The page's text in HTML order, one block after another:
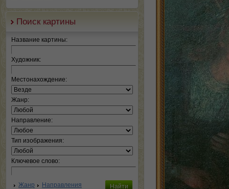
Поиск картины
Название картины:
Художник:
Местонахождение:
Жанр:
Направление:
Тип изображения:
Ключевое слово:
Жанр Направления